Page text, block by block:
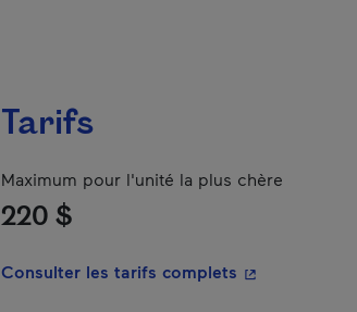
Tarifs
Maximum pour l'unité la plus chère
220 $
Consulter les tarifs complets - Cet